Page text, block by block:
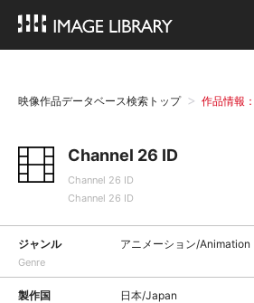
映像作品データベース検索トップ 作品情報
Channel 26 ID
Channel 26 ID
Channel 26 ID
ジャンル
Genre
アニメーション/Animation
製作国 日本/Japan